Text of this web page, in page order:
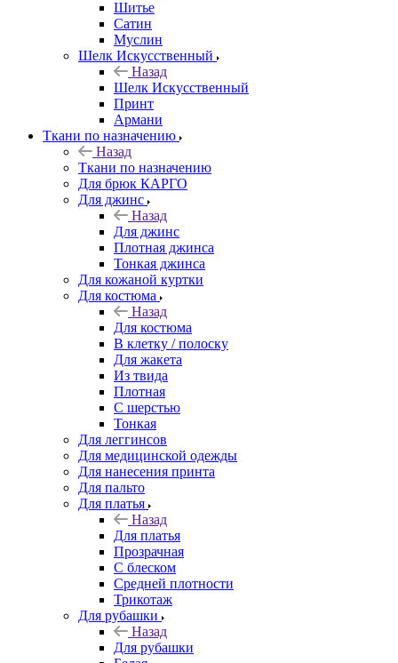
Шитье
Сатин
Муслин
Шелк Искусственный
Назад
Шелк Искусственный
Принт
Армани
Ткани по назначению
Назад
Ткани по назначению
Для брюк КАРГО
Для джинс
Назад
Для джинс
Плотная джинса
Тонкая джинса
Для кожаной куртки
Для костюма
Назад
Для костюма
В клетку / полоску
Для жакета
Из твида
Плотная
С шерстью
Тонкая
Для леггинсов
Для медицинской одежды
Для нанесения принта
Для пальто
Для платья
Назад
Для платья
Прозрачная
С блеском
Средней плотности
Трикотаж
Для рубашки
Назад
Для рубашки